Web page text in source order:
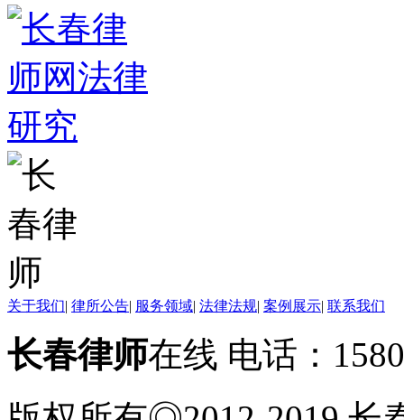
关于我们| 律所公告| 服务领域| 法律法规| 案例展示| 联系我们
长春律师在线 电话：